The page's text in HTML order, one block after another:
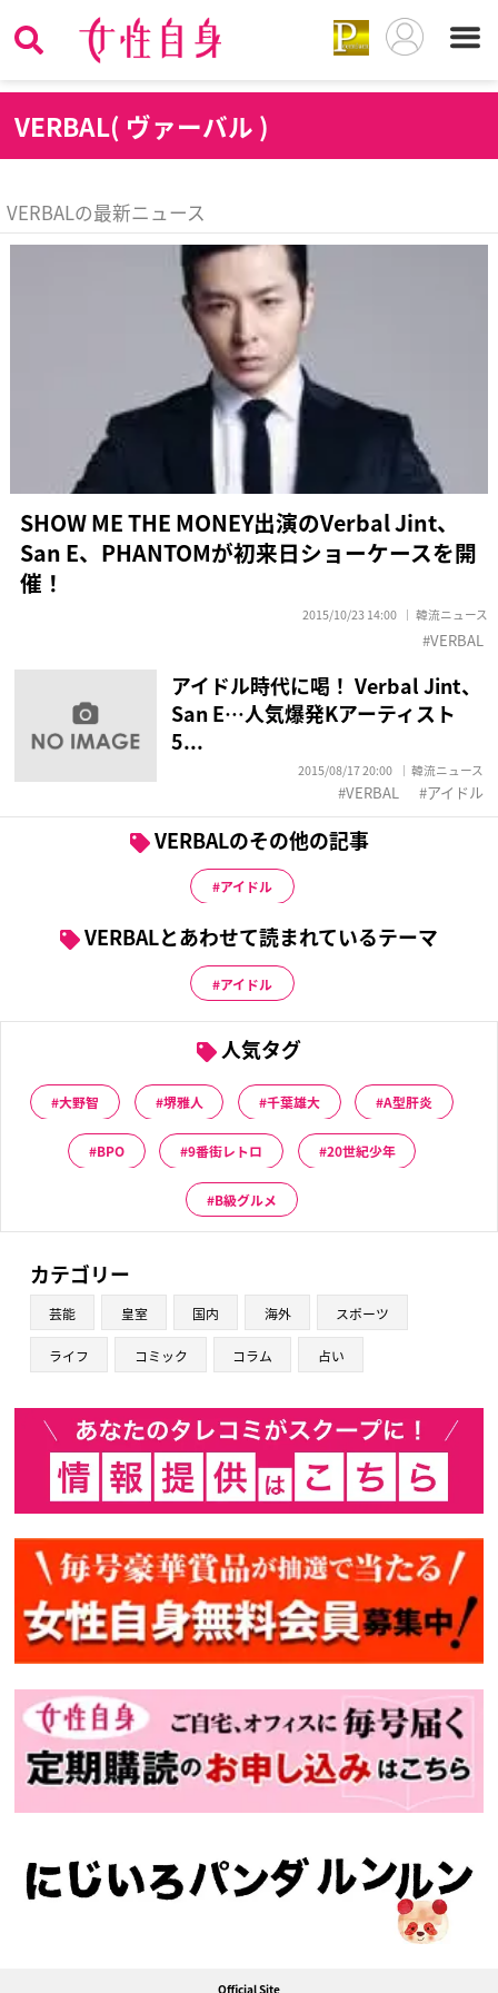
VERBAL( ヴァーバル )
VERBALの最新ニュース
SHOW ME THE MONEY出演のVerbal Jint、
San E、PHANTOMが初来日ショーケースを開
催！
2015/10/23 14:00 韓流ニュース
VERBAL
アイドル時代に喝！ Verbal Jint、
San E…人気爆発Kアーティスト
5...
2015/08/17 20:00 韓流ニュース
VERBAL アイドル
VERBALのその他の記事
アイドル
VERBALとあわせて読まれているテーマ
アイドル
人気タグ
大野智 堺雅人 千葉雄大 A型肝炎
BPO 9番街レトロ 20世紀少年
B級グルメ
カテゴリー
芸能 皇室 国内 海外 スポーツ
ライフ コミック コラム 占い
Official Site